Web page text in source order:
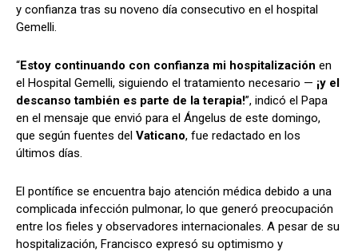
y confianza tras su noveno día consecutivo en el hospital
Gemelli.
“Estoy continuando con confianza mi hospitalización en
el Hospital Gemelli, siguiendo el tratamiento necesario — ¡y el
descanso también es parte de la terapia!”, indicó el Papa
en el mensaje que envió para el Ángelus de este domingo,
que según fuentes del Vaticano, fue redactado en los
últimos días.
El pontífice se encuentra bajo atención médica debido a una
complicada infección pulmonar, lo que generó preocupación
entre los fieles y observadores internacionales. A pesar de su
hospitalización, Francisco expresó su optimismo y